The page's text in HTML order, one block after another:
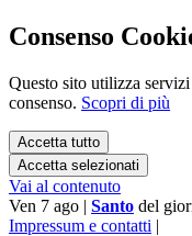
Consenso
Questo sito utilizza
consenso. Scopri di più
Accetta tutto
Accetta selezionati
Vai al contenuto
Ven 7 ago | Santo del
Impressum e contatti |